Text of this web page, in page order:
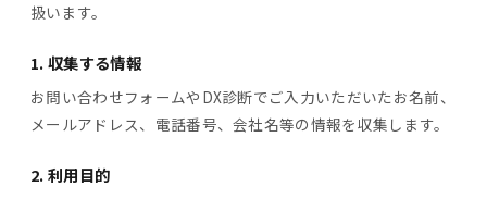
扱います。
1. 収集する情報
お問い合わせフォームやDX診断でご入力いただいたお名前、
メールアドレス、電話番号、会社名等の情報を収集します。
2. 利用目的